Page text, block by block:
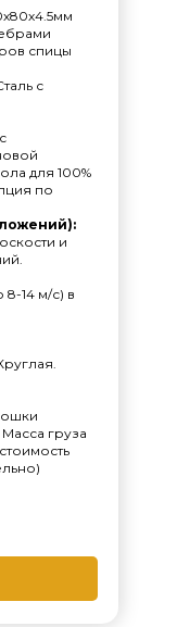
спицы
с
для 100%
по
и
8-14 м/с) в
груза